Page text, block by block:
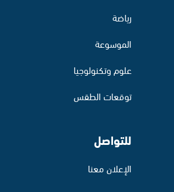
رياضة
الموسوعة
علوم وتكنولوجيا
توقعات الطقس
للتواصل
الإعلان معنا